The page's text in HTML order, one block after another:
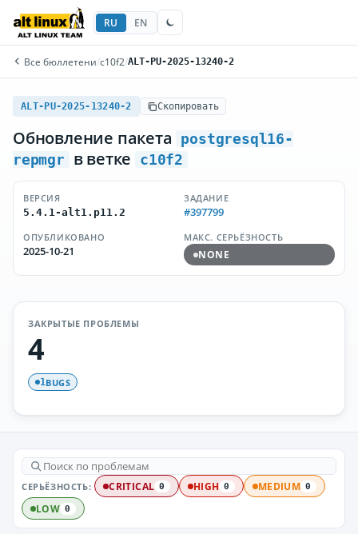
RU EN
Все бюллетени/c10f2/ALT-PU-2025-13240-2
ALT-PU-2025-13240-2 Скопировать
Обновление пакета
postgresql16-
repmgr в ветке c10f2
ВЕРСИЯ
5.4.1-alt1.p11.2
ЗАДАНИЕ
#397799
ОПУБЛИКОВАНО
2025-10-21
МАКС. СЕРЬЁЗНОСТЬ
NONE
ЗАКРЫТЫЕ ПРОБЛЕМЫ
4
1BUGS
СЕРЬЁЗНОСТЬ: CRITICAL 0 HIGH 0 MEDIUM 0
LOW 0